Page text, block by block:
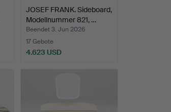
JOSEF FRANK. Sideboard,
Modellnummer 821, …
Beendet 3. Jun 2026
17 Gebote
4.623 USD